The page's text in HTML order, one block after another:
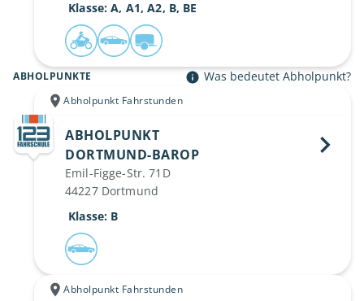
Klasse: A, A1, A2, B, BE
ABHOLPUNKTE Was bedeutet Abholpunkt?
Abholpunkt Fahrstunden
ABHOLPUNKT
DORTMUND-BAROP
Emil-Figge-Str. 71D
44227 Dortmund
Klasse: B
Abholpunkt Fahrstunden